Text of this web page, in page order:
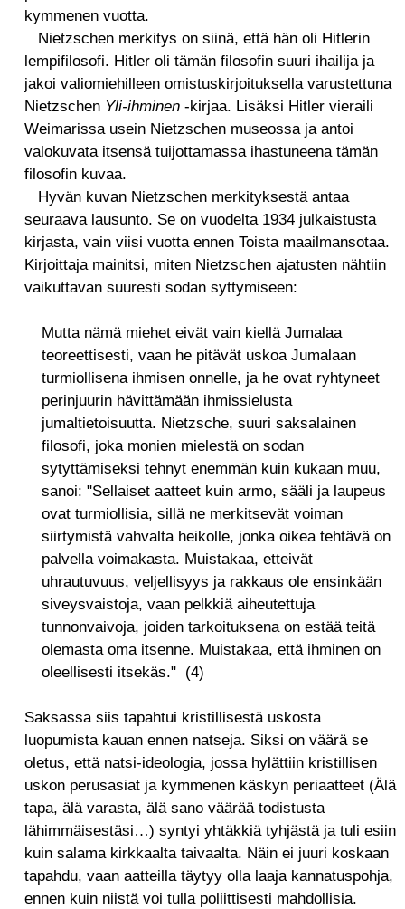
kymmenen vuotta.
Nietzschen merkitys on siinä, että hän oli Hitlerin
lempifilosofi. Hitler oli tämän filosofin suuri ihailija ja
jakoi valiomiehilleen omistuskirjoituksella varustettuna
Nietzschen Yli-ihminen-kirjaa. Lisäksi Hitler vieraili
Weimarissa usein Nietzschen museossa ja antoi
valokuvata itsensä tuijottamassa ihastuneena tämän
filosofin kuvaa.
Hyvän kuvan Nietzschen merkityksestä antaa
seuraava lausunto. Se on vuodelta 1934 julkaistusta
kirjasta, vain viisi vuotta ennen Toista maailmansotaa.
Kirjoittaja mainitsi, miten Nietzschen ajatusten nähtiin
vaikuttavan suuresti sodan syttymiseen:
Mutta nämä miehet eivät vain kiellä Jumalaa
teoreettisesti, vaan he pitävät uskoa Jumalaan
turmiollisena ihmisen onnelle, ja he ovat ryhtyneet
perinjuurin hävittämään ihmissielusta
jumaltietoisuutta. Nietzsche, suuri saksalainen
filosofi, joka monien mielestä on sodan
sytyttämiseksi tehnyt enemmän kuin kukaan muu,
sanoi: "Sellaiset aatteet kuin armo, sääli ja laupeus
ovat turmiollisia, sillä ne merkitsevät voiman
siirtymistä vahvalta heikolle, jonka oikea tehtävä on
palvella voimakasta. Muistakaa, etteivät
uhrautuvuus, veljellisyys ja rakkaus ole ensinkään
siveysvaistoja, vaan pelkkiä aiheutettuja
tunnonvaivoja, joiden tarkoituksena on estää teitä
olemasta oma itsenne. Muistakaa, että ihminen on
oleellisesti itsekäs." (4)
Saksassa siis tapahtui kristillisestä uskosta
luopumista kauan ennen natseja. Siksi on väärä se
oletus, että natsi-ideologia, jossa hylättiin kristillisen
uskon perusasiat ja kymmenen käskyn periaatteet (Älä
tapa, älä varasta, älä sano väärää todistusta
lähimmäisestäsi…) syntyi yhtäkkiä tyhjästä ja tuli esiin
kuin salama kirkkaalta taivaalta. Näin ei juuri koskaan
tapahdu, vaan aatteilla täytyy olla laaja kannatuspohja,
ennen kuin niistä voi tulla poliittisesti mahdollisia.